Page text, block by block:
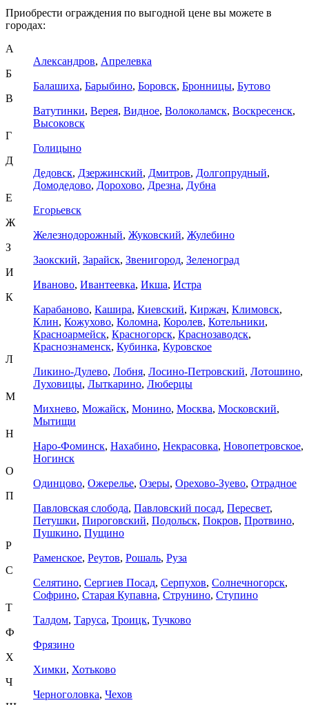
Приобрести ограждения по выгодной цене вы можете в
городах:
А
Александров, Апрелевка
Б
Балашиха, Барыбино, Боровск, Бронницы, Бутово
В
Ватутинки, Верея, Видное, Волоколамск, Воскресенск,
Высоковск
Г
Голицыно
Д
Дедовск, Дзержинский, Дмитров, Долгопрудный,
Домодедово, Дорохово, Дрезна, Дубна
Е
Егорьевск
Ж
Железнодорожный, Жуковский, Жулебино
З
Заокский, Зарайск, Звенигород, Зеленоград
И
Иваново, Ивантеевка, Икша, Истра
К
Карабаново, Кашира, Киевский, Киржач, Климовск,
Клин, Кожухово, Коломна, Королев, Котельники,
Красноармейск, Красногорск, Краснозаводск,
Краснознаменск, Кубинка, Куровское
Л
Ликино-Дулево, Лобня, Лосино-Петровский, Лотошино,
Луховицы, Лыткарино, Люберцы
М
Михнево, Можайск, Монино, Москва, Московский,
Мытищи
Н
Наро-Фоминск, Нахабино, Некрасовка, Новопетровское,
Ногинск
О
Одинцово, Ожерелье, Озеры, Орехово-Зуево, Отрадное
П
Павловская слобода, Павловский посад, Пересвет,
Петушки, Пироговский, Подольск, Покров, Протвино,
Пушкино, Пущино
Р
Раменское, Реутов, Рошаль, Руза
С
Селятино, Сергиев Посад, Серпухов, Солнечногорск,
Софрино, Старая Купавна, Струнино, Ступино
Т
Талдом, Таруса, Троицк, Тучково
Ф
Фрязино
Х
Химки, Хотьково
Ч
Черноголовка, Чехов